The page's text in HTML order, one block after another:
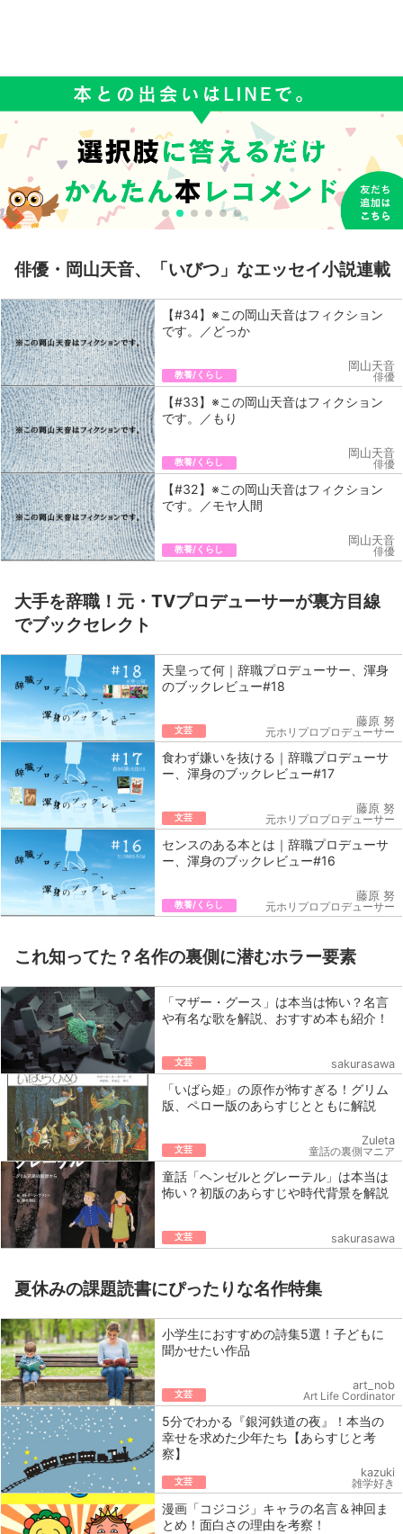
俳優・岡山天音、「いびつ」なエッセイ小説連載
【#34】※この岡山天音はフィクション
です。／どっか
教養/くらし
岡山天音
俳優
【#33】※この岡山天音はフィクション
です。／もり
教養/くらし
岡山天音
俳優
【#32】※この岡山天音はフィクション
です。／モヤ人間
教養/くらし
岡山天音
俳優
大手を辞職！元・TVプロデューサーが裏方目線
でブックセレクト
天皇って何｜辞職プロデューサー、渾身
のブックレビュー#18
文芸
藤原 努
元ホリプロプロデューサー
食わず嫌いを抜ける｜辞職プロデューサ
ー、渾身のブックレビュー#17
文芸
藤原 努
元ホリプロプロデューサー
センスのある本とは｜辞職プロデューサ
ー、渾身のブックレビュー#16
教養/くらし
藤原 努
元ホリプロプロデューサー
これ知ってた？名作の裏側に潜むホラー要素
「マザー・グース」は本当は怖い？名言
や有名な歌を解説、おすすめ本も紹介！
文芸 sakurasawa
「いばら姫」の原作が怖すぎる！グリム
版、ペロー版のあらすじとともに解説
文芸
Zuleta
童話の裏側マニア
童話「ヘンゼルとグレーテル」は本当は
怖い？初版のあらすじや時代背景を解説
文芸 sakurasawa
夏休みの課題読書にぴったりな名作特集
小学生におすすめの詩集5選！子どもに
聞かせたい作品
文芸
art_nob
Art Life Cordinator
5分でわかる『銀河鉄道の夜』！本当の
幸せを求めた少年たち【あらすじと考
察】
文芸
kazuki
雑学好き
漫画「コジコジ」キャラの名言＆神回ま
とめ！面白さの理由を考察！